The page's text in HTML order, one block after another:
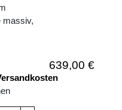
massiv,
639,00 €